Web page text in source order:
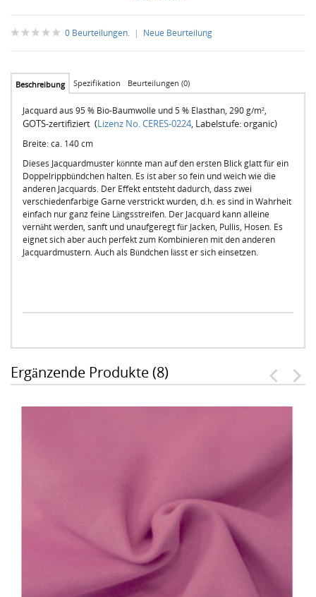
0 Beurteilungen. | Neue Beurteilung
Beschreibung Spezifikation Beurteilungen (0)
Jacquard aus 95 % Bio-Baumwolle und 5 % Elasthan, 290 g/m²,
GOTS-zertifiziert (Lizenz No. CERES-0224, Labelstufe: organic)
Breite: ca. 140 cm
Dieses Jacquardmuster könnte man auf den ersten Blick glatt für ein
Doppelrippbündchen halten. Es ist aber so fein und weich wie die
anderen Jacquards. Der Effekt entsteht dadurch, dass zwei
verschiedenfarbige Garne verstrickt wurden, d.h. es sind in Wahrheit
einfach nur ganz feine Längsstreifen. Der Jacquard kann alleine
vernäht werden, sanft und unaufgeregt für Jacken, Pullis, Hosen. Es
eignet sich aber auch perfekt zum Kombinieren mit den anderen
Jacquardmustern. Auch als Bündchen lässt er sich einsetzen.
Ergänzende Produkte (8)